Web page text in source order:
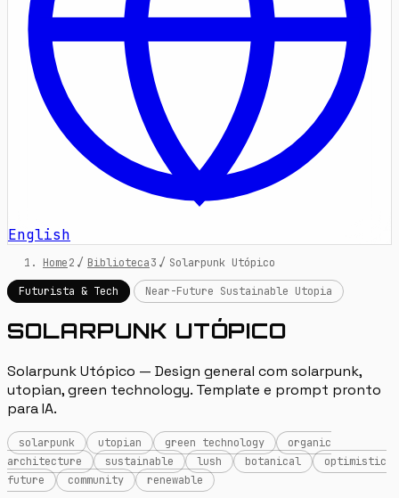
English
Home / Biblioteca / Solarpunk Utópico
Futurista & Tech
Near-Future Sustainable Utopia
SOLARPUNK UTÓPICO
Solarpunk Utópico — Design general com solarpunk,
utopian, green technology. Template e prompt pronto
para IA.
solarpunk utopian green technology
organic
architecture
sustainable lush botanical
optimistic
future
community renewable